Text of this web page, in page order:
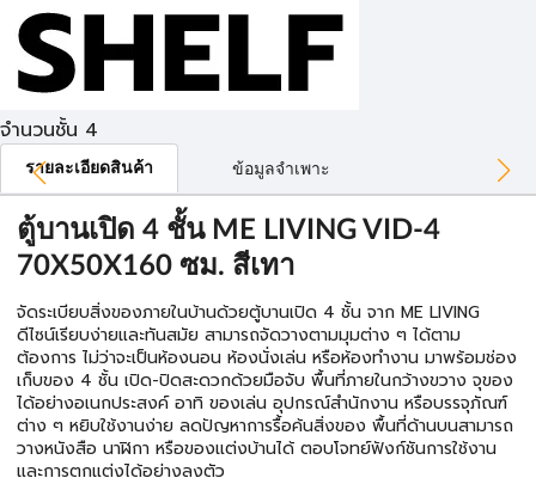
จำนวนชั้น 4
รายละเอียดสินค้า ข้อมูลจำเพาะ
ตู้บานเปิด 4 ชั้น ME LIVING VID-4
70X50X160 ซม. สีเทา
จัดระเบียบสิ่งของภายในบ้านด้วยตู้บานเปิด 4 ชั้น จาก ME LIVING
ดีไซน์เรียบง่ายและทันสมัย สามารถจัดวางตามมุมต่าง ๆ ได้ตาม
ต้องการ ไม่ว่าจะเป็นห้องนอน ห้องนั่งเล่น หรือห้องทำงาน มาพร้อมช่อง
เก็บของ 4 ชั้น เปิด-ปิดสะดวกด้วยมือจับ พื้นที่ภายในกว้างขวาง จุของ
ได้อย่างอเนกประสงค์ อาทิ ของเล่น อุปกรณ์สำนักงาน หรือบรรจุภัณฑ์
ต่าง ๆ หยิบใช้งานง่าย ลดปัญหาการรื้อค้นสิ่งของ พื้นที่ด้านบนสามารถ
วางหนังสือ นาฬิกา หรือของแต่งบ้านได้ ตอบโจทย์ฟังก์ชันการใช้งาน
และการตกแต่งได้อย่างลงตัว